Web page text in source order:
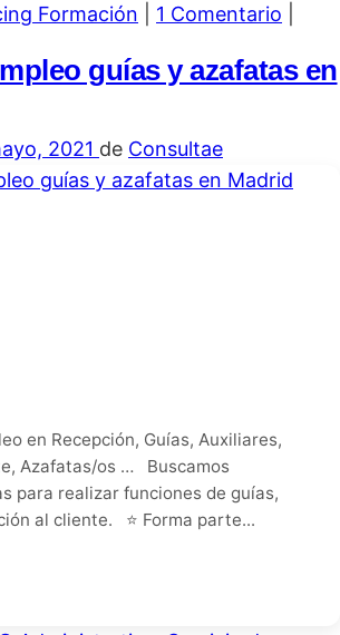
Formación 1 Comentario
guías y azafatas en
2021 de Consultae
en Recepción, Guías, Auxiliares,
Azafatas/os … Buscamos
para realizar funciones de guías,
al cliente. ⭐️ Forma parte...